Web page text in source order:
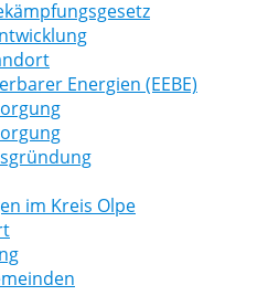
Energien (EEBE)
im Kreis Olpe